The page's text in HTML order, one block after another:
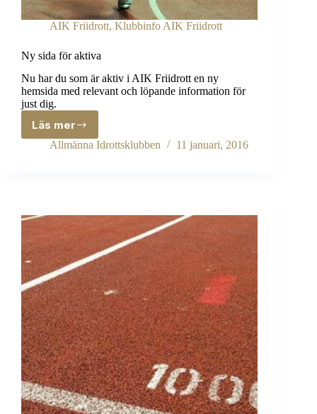
AIK Friidrott, Klubbinfo AIK Friidrott
Ny sida för aktiva
Nu har du som är aktiv i AIK Friidrott en ny
hemsida med relevant och löpande information för
just dig.
Läs mer
Ny
sida
Allmänna Idrottsklubben 11 januari, 2016